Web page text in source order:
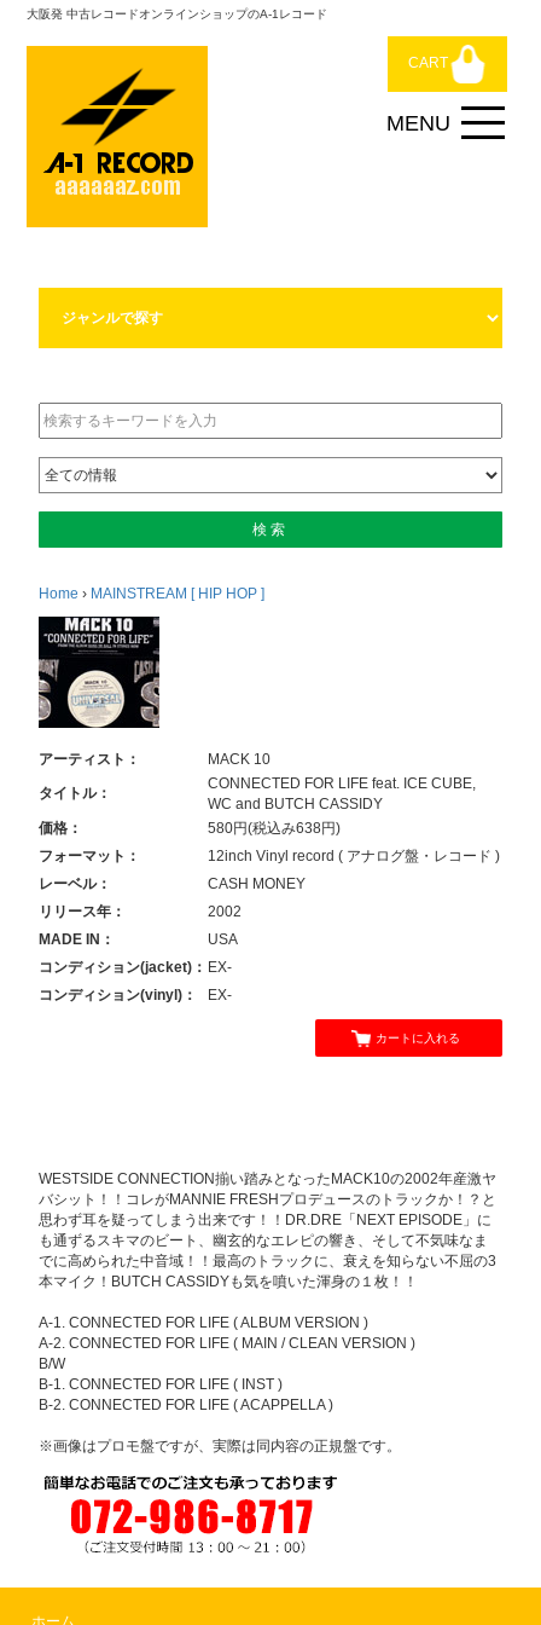
大阪発 中古レコードオンラインショップのA-1レコード
CART
Home › MAINSTREAM [ HIP HOP ]
アーティスト：
MACK 10
タイトル：
CONNECTED FOR LIFE feat. ICE CUBE,
WC and BUTCH CASSIDY
価格：
580円(税込み638円)
フォーマット：
12inch Vinyl record ( アナログ盤・レコード )
レーベル：
CASH MONEY
リリース年：
2002
MADE IN：
USA
コンディション(jacket)： EX-
コンディション(vinyl)：
EX-
カートに入れる
WESTSIDE CONNECTION揃い踏みとなったMACK10の2002年産激ヤ
バシット！！コレがMANNIE FRESHプロデュースのトラックか！？と
思わず耳を疑ってしまう出来です！！DR.DRE「NEXT EPISODE」に
も通ずるスキマのビート、幽玄的なエレピの響き、そして不気味なま
でに高められた中音域！！最高のトラックに、衰えを知らない不屈の3
本マイク！BUTCH CASSIDYも気を噴いた渾身の１枚！！
A-1. CONNECTED FOR LIFE ( ALBUM VERSION )
A-2. CONNECTED FOR LIFE ( MAIN / CLEAN VERSION )
B/W
B-1. CONNECTED FOR LIFE ( INST )
B-2. CONNECTED FOR LIFE ( ACAPPELLA )
※画像はプロモ盤ですが、実際は同内容の正規盤です。
ホーム